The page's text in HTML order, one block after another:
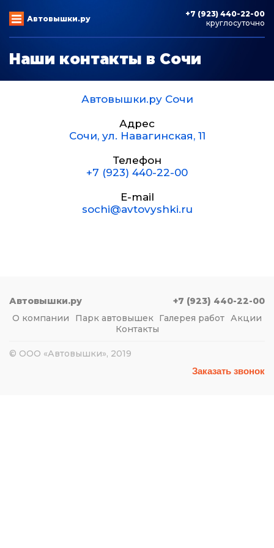
Автовышки.ру
+7 (923) 440-22-00
круглосуточно
Наши контакты в Сочи
Автовышки.ру Сочи
Адрес
Сочи, ул. Навагинская, 11
Телефон
+7 (923) 440-22-00
E-mail
sochi@avtovyshki.ru
Автовышки.ру
+7 (923) 440-22-00
О компании
Парк автовышек Галерея работ Акции
Контакты
© ООО «Автовышки», 2019
Заказать звонок